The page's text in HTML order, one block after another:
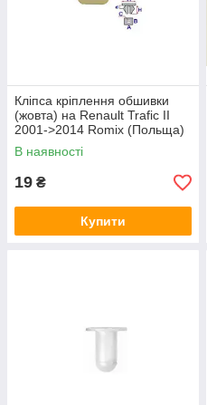
Кліпса кріплення обшивки
(жовта) на Renault Trafic II
2001->2014 Romix (Польща)
ROM C60104
В наявності
19 ₴
Купити